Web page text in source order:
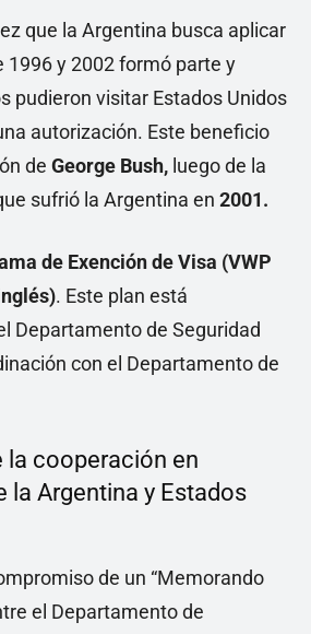
que la Argentina busca aplicar
1996 y 2002 formó parte y
pudieron visitar Estados Unidos
autorización. Este beneficio
de George Bush, luego de la
sufrió la Argentina en 2001.
de Exención de Visa (VWP
. Este plan está
Departamento de Seguridad
con el Departamento de
la cooperación en
la Argentina y Estados
de un “Memorando
el Departamento de